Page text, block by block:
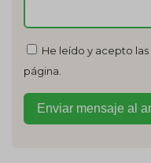
He leído y acepto las
página.